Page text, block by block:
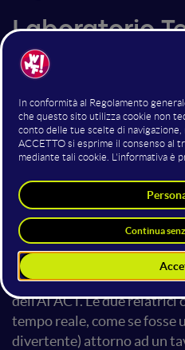
Laboratorio
Valutazione
DPIA
Il laboratorio Dpia e Ai
Gobbato in cui l'
di laboratorio teatrale
unica e coinvolgente ai
dell'intervento è quello di
teoriche e pratiche tra la
(DPIA) sui sistemi ad alto
pregiudicare i diritti
sensi dell’articolo 35 del
dell'AI ACT. Le due relatrici
tempo reale, come se
divertente) attorno ad un